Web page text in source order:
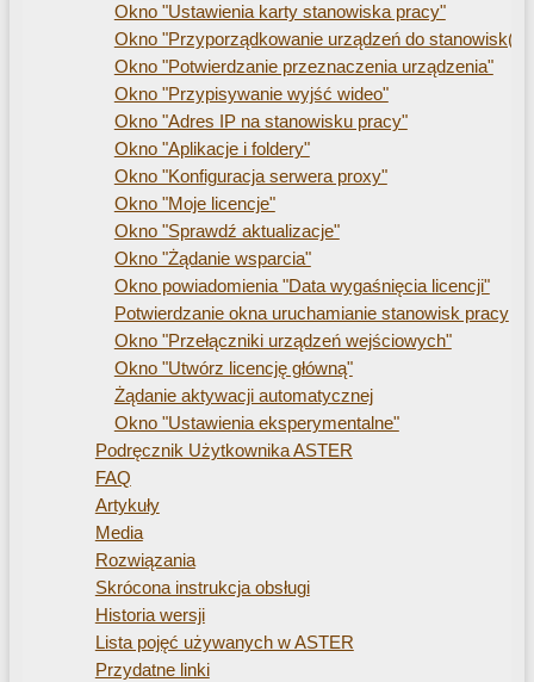
Okno "Ustawienia karty stanowiska pracy"
Okno "Przyporządkowanie urządzeń do stanowisk(a)
Okno "Potwierdzanie przeznaczenia urządzenia"
Okno "Przypisywanie wyjść wideo"
Okno "Adres IP na stanowisku pracy"
Okno "Aplikacje i foldery"
Okno "Konfiguracja serwera proxy"
Okno "Moje licencje"
Okno "Sprawdź aktualizacje"
Okno "Żądanie wsparcia"
Okno powiadomienia "Data wygaśnięcia licencji"
Potwierdzanie okna uruchamianie stanowisk pracy
Okno "Przełączniki urządzeń wejściowych"
Okno "Utwórz licencję główną"
Żądanie aktywacji automatycznej
Okno "Ustawienia eksperymentalne"
Podręcznik Użytkownika ASTER
FAQ
Artykuły
Media
Rozwiązania
Skrócona instrukcja obsługi
Historia wersji
Lista pojęć używanych w ASTER
Przydatne linki